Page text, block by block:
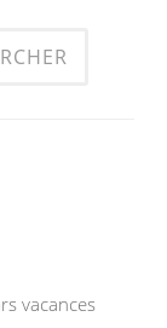
vacances